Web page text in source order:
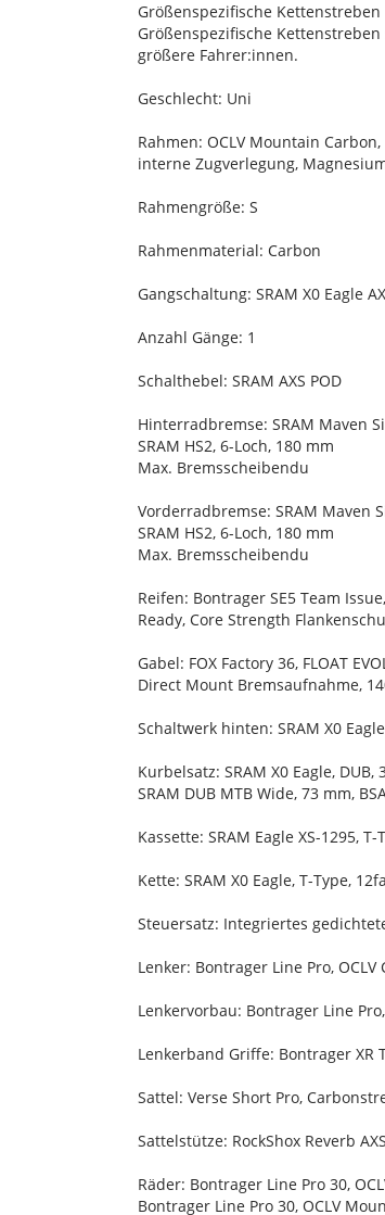
Größenspezifische Kettenstreben
Größenspezifische
größere Fahrer:innen.
Geschlecht: Uni
Rahmen: OCLV Mountain
interne Zugverlegung,
Rahmengröße: S
Rahmenmaterial: Carbon
Gangschaltung: SRAM X0 Eagle
Anzahl Gänge: 1
Schalthebel: SRAM AXS POD
Hinterradbremse: SRAM Maven
SRAM HS2, 6-Loch, 180 mm
Max. Bremsscheibendu
Vorderradbremse: SRAM Maven
SRAM HS2, 6-Loch, 180 mm
Max. Bremsscheibendu
Reifen: Bontrager SE5 Team
Ready, Core Strength
Gabel: FOX Factory 36, FLOAT
Direct Mount Bremsaufnahme,
Schaltwerk hinten: SRAM X0
Kurbelsatz: SRAM X0 Eagle,
SRAM DUB MTB Wide, 73 mm,
Kassette: SRAM Eagle XS-1295,
Kette: SRAM X0 Eagle, T-Type,
Steuersatz: Integriertes
Lenker: Bontrager Line Pro,
Lenkervorbau: Bontrager Line
Lenkerband Griffe: Bontrager XR
Sattel: Verse Short Pro,
Sattelstütze: RockShox Reverb
Räder: Bontrager Line Pro 30,
Bontrager Line Pro 30, OCLV